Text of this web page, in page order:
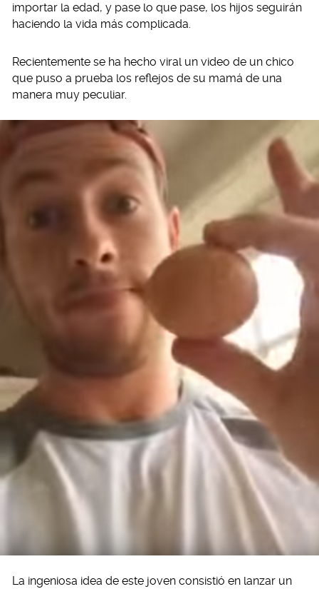
importar la edad, y pase lo que pase, los hijos seguirán
haciendo la vida más complicada.
Recientemente se ha hecho viral un video de un chico
que puso a prueba los reflejos de su mamá de una
manera muy peculiar.
La ingeniosa idea de este joven consistió en lanzar un